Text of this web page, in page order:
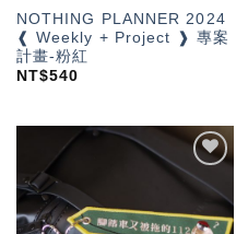
NOTHING PLANNER 2024
❰ Weekly + Project ❱ 專案
計畫-粉紅
NT$540
加入
「願
單」